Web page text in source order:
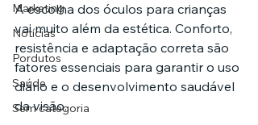
Marketing
Notícias
Pordutos
Saúde
Sem categoria
A escolha dos óculos para crianças
vai muito além da estética. Conforto,
resistência e adaptação correta são
fatores essenciais para garantir o uso
diário e o desenvolvimento saudável
da visão.